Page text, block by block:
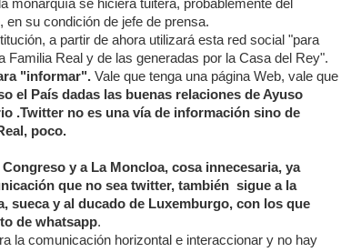
monarquía se hiciera tuitera, probablemente del
, en su condición de jefe de prensa.
a partir de ahora utilizará esta red social "para
Familia Real y de las generadas por la Casa del Rey".
"informar". Vale que tenga una página Web, vale que
el País dadas las buenas relaciones de Ayuso
.Twitter no es una vía de información sino de
poco.
y a La Moncloa, cosa innecesaria, ya
que no sea twitter, también sigue a la
sueca y al ducado de Luxemburgo, con los que
de whatsapp.
la comunicación horizontal e interaccionar y no hay